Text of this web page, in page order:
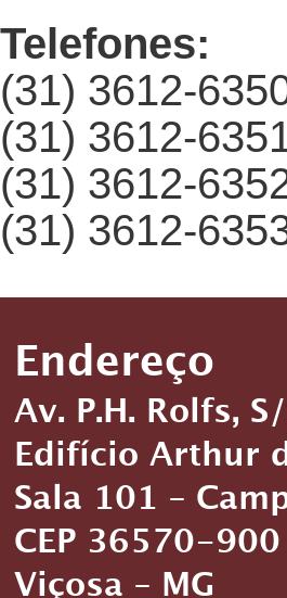
Telefones:
(31) 3612-
(31) 3612-
(31) 3612-
(31) 3612-
Endereço
Av. P.H. Rolfs,
Edifício Arthur
Sala 101 –
CEP 36570-900